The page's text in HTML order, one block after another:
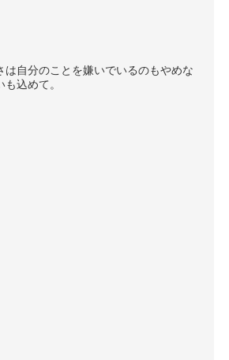
は自分のことを嫌いでいるのもやめな
込めて。